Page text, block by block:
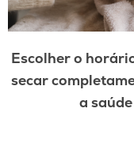
Escolher o
secar
a